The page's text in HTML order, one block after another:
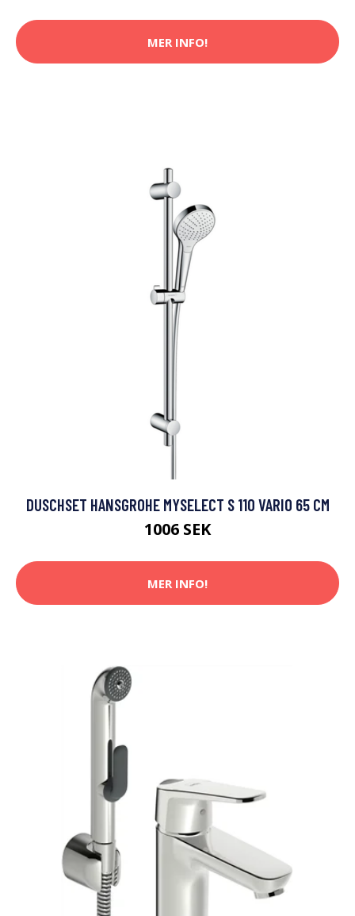
MER INFO!
DUSCHSET HANSGROHE MYSELECT S 110 VARIO 65 CM
1006 SEK
MER INFO!